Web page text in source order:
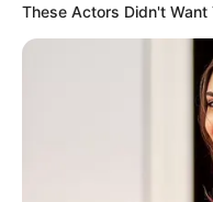
A történtek
az utcán, majd az
a taxisra. A sofőr
hogy az azonnal
These Actors Didn't Want